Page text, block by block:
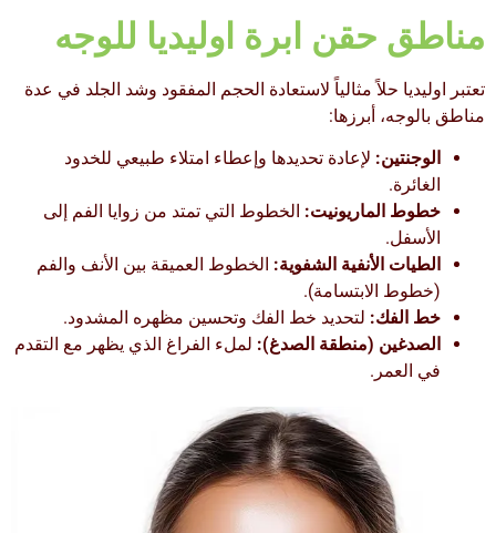
مناطق حقن ابرة اوليديا للوجه
تعتبر اوليديا حلاً مثالياً لاستعادة الحجم المفقود وشد الجلد في عدة
مناطق بالوجه، أبرزها:
الوجنتين: لإعادة تحديدها وإعطاء امتلاء طبيعي للخدود
الغائرة.
خطوط الماريونيت: الخطوط التي تمتد من زوايا الفم إلى
الأسفل.
الطيات الأنفية الشفوية: الخطوط العميقة بين الأنف والفم
(خطوط الابتسامة).
خط الفك: لتحديد خط الفك وتحسين مظهره المشدود.
الصدغين (منطقة الصدغ): لملء الفراغ الذي يظهر مع التقدم
في العمر.